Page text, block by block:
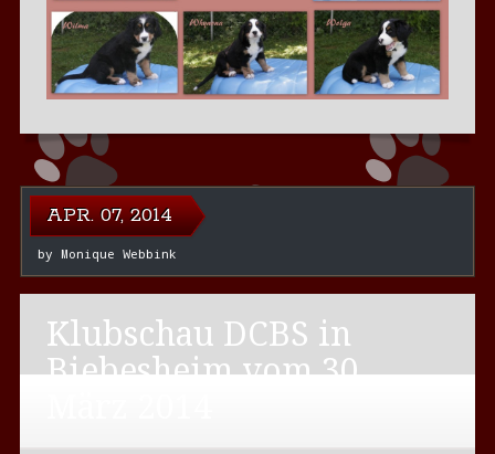
APR. 07, 2014
by Monique Webbink
Klubschau DCBS in
Biebesheim vom 30.